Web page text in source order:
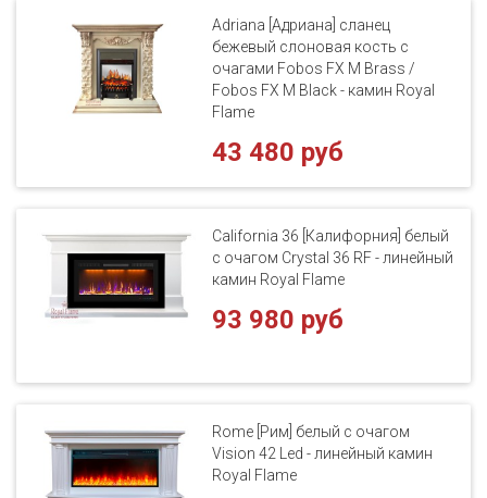
Adriana [Адриана] сланец
бежевый слоновая кость с
очагами Fobos FX M Brass /
Fobos FX M Black - камин Royal
Flame
43 480 руб
California 36 [Калифорния] белый
с очагом Crystal 36 RF - линейный
камин Royal Flame
93 980 руб
Rome [Рим] белый с очагом
Vision 42 Led - линейный камин
Royal Flame